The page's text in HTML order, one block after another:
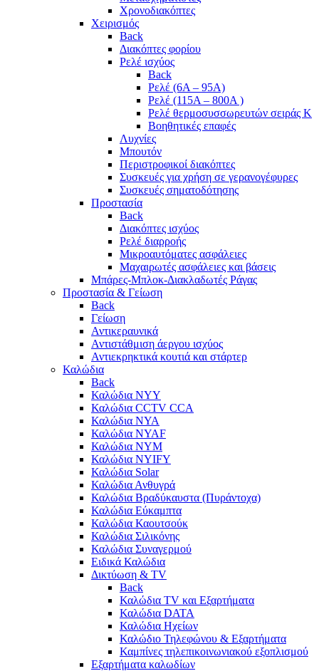
Χρονοδιακόπτες
Χειρισμός
Back
Διακόπτες φορίου
Ρελέ ισχύος
Back
Ρελέ (6A – 95A)
Ρελέ (115A – 800A )
Ρελέ θερμοσυσσωρευτών σειράς Κ
Βοηθητικές επαφές
Λυχνίες
Μπουτόν
Περιστροφικοί διακόπτες
Συσκευές για χρήση σε γερανογέφυρες
Συσκευές σηματοδότησης
Προστασία
Back
Διακόπτες ισχύος
Ρελέ διαρροής
Μικροαυτόματες ασφάλειες
Μαχαιρωτές ασφάλειες και βάσεις
Μπάρες-Μπλοκ-Διακλαδωτές Ράγας
Προστασία & Γείωση
Back
Γείωση
Αντικεραυνικά
Αντιστάθμιση άεργου ισχύος
Αντιεκρηκτικά κουτιά και στάρτερ
Καλώδια
Back
Καλώδια NYY
Καλώδια CCTV CCA
Καλώδια NYA
Καλώδια NYAF
Καλώδια NYΜ
Καλώδια ΝΥΙFY
Καλώδια Solar
Καλώδια Ανθυγρά
Καλώδια Βραδύκαυστα (Πυράντοχα)
Καλώδια Εύκαμπτα
Καλώδια Καουτσούκ
Καλώδια Σιλικόνης
Καλώδια Συναγερμού
Ειδικά Καλώδια
Δικτύωση & TV
Back
Καλώδια TV και Εξαρτήματα
Καλώδια DATA
Καλώδια Ηχείων
Καλώδιο Τηλεφώνου & Εξαρτήματα
Καμπίνες τηλεπικοινωνιακού εξοπλισμού
Eξαρτήματα καλωδίων